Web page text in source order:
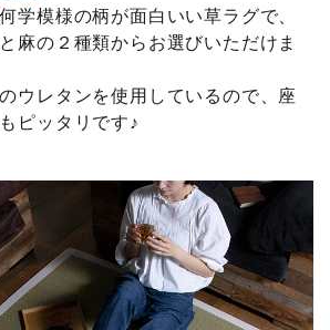
学模様の柄が面白いい草ラグで、
麻の２種類からお選びいただけま
ウレタンを使用しているので、座
ピッタリです♪